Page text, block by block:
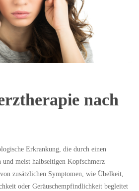
nach
Erkrankung, die durch einen
meist halbseitigen Kopfschmerz
zusätzlichen Symptomen, wie Übelkeit,
oder Geräuschempfindlichkeit begleitet